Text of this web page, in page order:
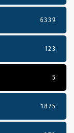
6339
123
5
1875